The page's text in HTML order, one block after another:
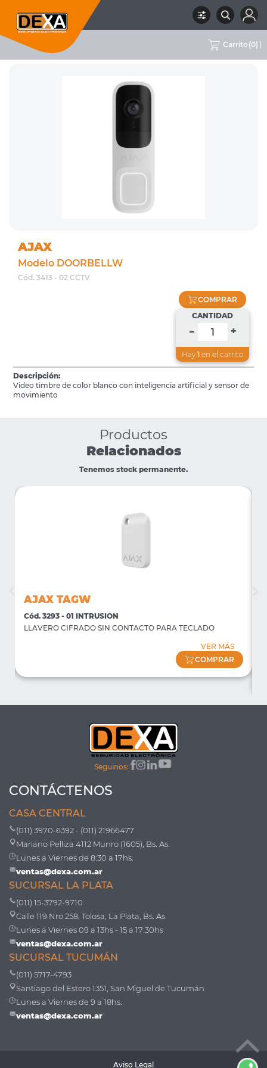
Carrito (0)
RUBRO SUBRUBRO
AJAX
Modelo DOORBELLW
Cód. 3413 - 02 CCTV
COMPRAR
CANTIDAD
– +
Hay 1 en el carrito
Descripción:
Video timbre de color blanco con inteligencia artificial y sensor de
movimiento
Productos
Relacionados
Tenemos stock permanente.
AJAX TAGW
Cód. 3293 - 01 INTRUSION
LLAVERO CIFRADO SIN CONTACTO PARA TECLADO
VER MÁS
COMPRAR
Seguinos:
CONTÁCTENOS
CASA CENTRAL
(011) 3970-6392 - (011) 21966477
Mariano Pelliza 4112 Munro (1605), Bs. As.
Lunes a Viernes de 8:30 a 17hs.
ventas@dexa.com.ar
SUCURSAL LA PLATA
(011) 15-3792-9710
Calle 119 Nro 258, Tolosa, La Plata, Bs. As.
Lunes a Viernes 09 a 13hs - 15 a 17:30hs
ventas@dexa.com.ar
SUCURSAL TUCUMÁN
(011) 5717-4793
Santiago del Estero 1351, San Miguel de Tucumán
Lunes a Viernes de 9 a 18hs.
ventas@dexa.com.ar
Aviso Legal